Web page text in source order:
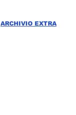
ARCHIVIO EXTRA